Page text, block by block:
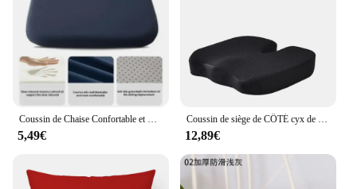
beignet is a versatile solution. Its lightweight design
allows for easy transportation, making it a perfect
choice for those who frequently move between
different seating arrangements. The cushion's
performance and property are optimized to deliver
consistent comfort and support, making it a reliable
choice for anyone seeking to improve their seating
experience.
5,49€ 12,89€